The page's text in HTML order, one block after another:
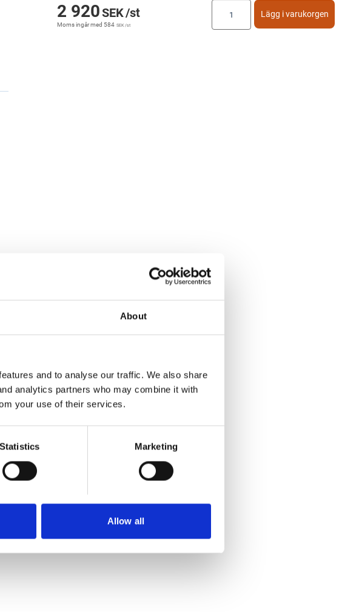
About
and to analyse our traffic. We also share
analytics partners who may combine it with
your use of their services.
Statistics Marketing
Allow all
2 920SEK/st
Moms ingår med 584 SEK /st
Lägg i varukorgen